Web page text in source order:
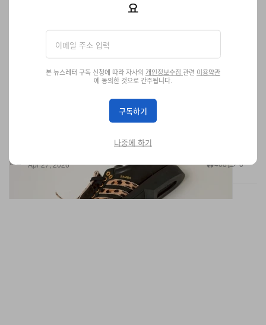
신발 Apr 27, 2026 408 0
요
본 뉴스레터 구독 신청에 따라 자사의 개인정보수집 관련 이용약관
에 동의한 것으로 간주됩니다.
구독하기
나중에 하기